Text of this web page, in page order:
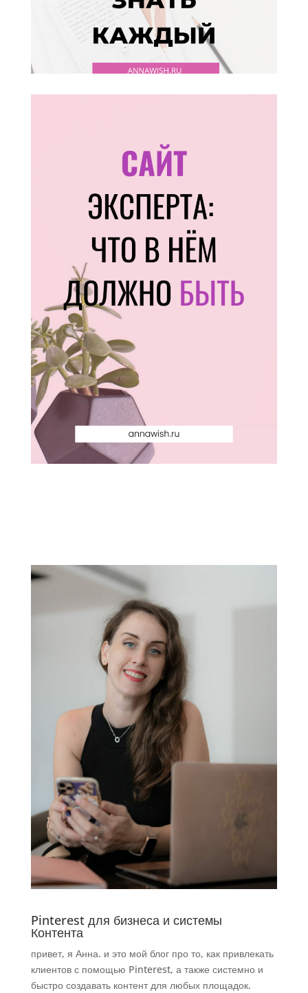
Pinterest для бизнеса и системы
Контента
привет, я Анна. и это мой блог про то, как привлекать
клиентов с помощью Pinterest, а также системно и
быстро создавать контент для любых площадок.